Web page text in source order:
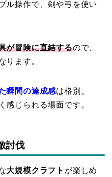
ル操作で、剣や弓を使い
が冒険に直結するので、
ります。
瞬間の達成感は格別。
感じられる場面です。
討伐
大規模クラフト が楽しめ